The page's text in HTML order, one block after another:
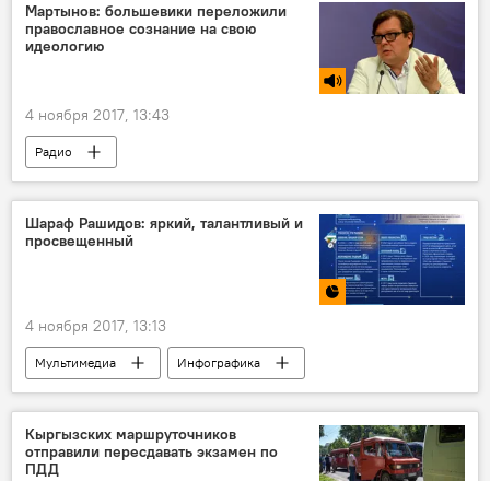
Мартынов: большевики переложили
православное сознание на свою
идеологию
4 ноября 2017, 13:43
Радио
Шараф Рашидов: яркий, талантливый и
просвещенный
4 ноября 2017, 13:13
Мультимедиа
Инфографика
Узбекистан
Шараф Рашидов
Празднование 100-летия Шарафа Рашидова
Кыргызских маршруточников
отправили пересдавать экзамен по
ПДД